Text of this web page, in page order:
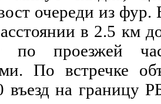
очереди из фур.
в 2.5 км
по проезжей
По встречке
въездна границу